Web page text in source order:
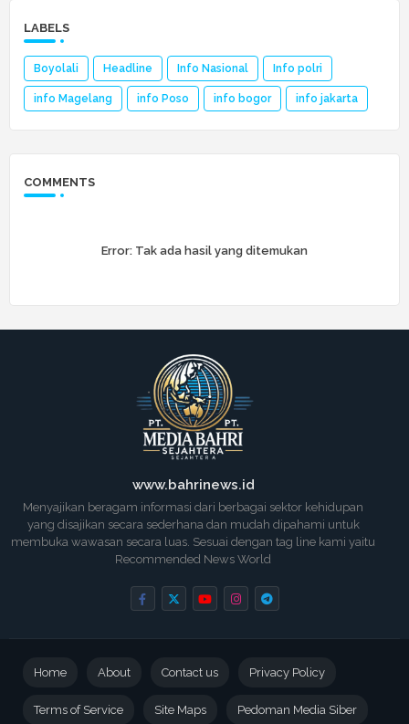
LABELS
Boyolali Headline Info Nasional Info polri
info Magelang info Poso info bogor info jakarta
COMMENTS
Error: Tak ada hasil yang ditemukan
www.bahrinews.id
Menyajikan beragam informasi dari berbagai sektor kehidupan
yang disajikan secara sederhana dan mudah dipahami untuk
membuka wawasan secara luas. Sesuai dengan tag line kami yaitu
Recommended News World
Home About Contact us Privacy Policy
Terms of Service Site Maps Pedoman Media Siber